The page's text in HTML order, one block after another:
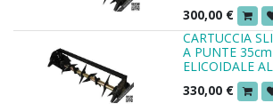
300,00 €
CARTUCCIA
A PUNTE
ELICOIDALE
330,00 €